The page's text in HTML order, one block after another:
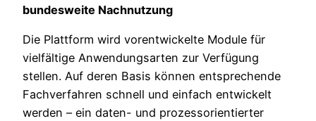
bundesweite Nachnutzung
Die Plattform wird vorentwickelte Module für
vielfältige Anwendungsarten zur Verfügung
stellen. Auf deren Basis können entsprechende
Fachverfahren schnell und einfach entwickelt
werden – ein daten- und prozessorientierter